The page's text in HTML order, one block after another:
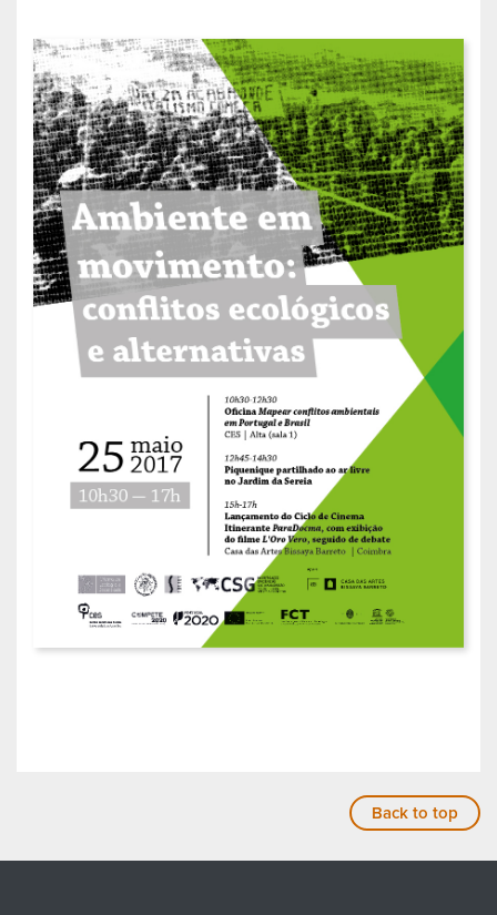
Back to top